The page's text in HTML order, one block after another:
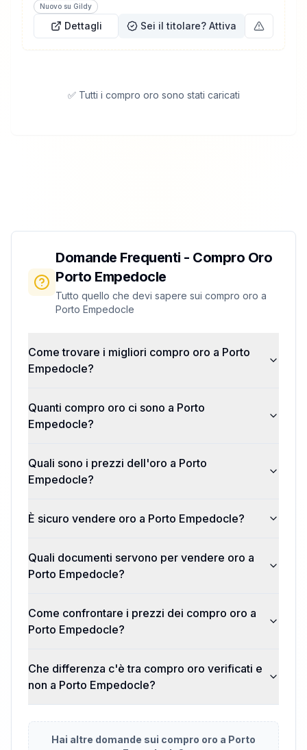
Nuovo su Gildy
Dettagli Sei il titolare? Attiva
✅ Tutti i compro oro sono stati caricati
Domande Frequenti - Compro Oro
Porto Empedocle
Tutto quello che devi sapere sui compro oro a
Porto Empedocle
Come trovare i migliori compro oro a Porto
Empedocle?
Quanti compro oro ci sono a Porto
Empedocle?
Quali sono i prezzi dell'oro a Porto
Empedocle?
È sicuro vendere oro a Porto Empedocle?
Quali documenti servono per vendere oro a
Porto Empedocle?
Come confrontare i prezzi dei compro oro a
Porto Empedocle?
Che differenza c'è tra compro oro verificati e
non a Porto Empedocle?
Hai altre domande sui compro oro a Porto